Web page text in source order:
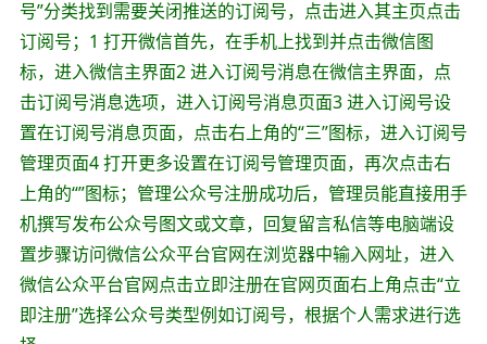
号”分类找到需要关闭推送的订阅号，点击进入其主页点击
订阅号；1 打开微信首先，在手机上找到并点击微信图
标，进入微信主界面2 进入订阅号消息在微信主界面，点
击订阅号消息选项，进入订阅号消息页面3 进入订阅号设
置在订阅号消息页面，点击右上角的“三”图标，进入订阅号
管理页面4 打开更多设置在订阅号管理页面，再次点击右
上角的“”图标；管理公众号注册成功后，管理员能直接用手
机撰写发布公众号图文或文章，回复留言私信等电脑端设
置步骤访问微信公众平台官网在浏览器中输入网址，进入
微信公众平台官网点击立即注册在官网页面右上角点击“立
即注册”选择公众号类型例如订阅号，根据个人需求进行选